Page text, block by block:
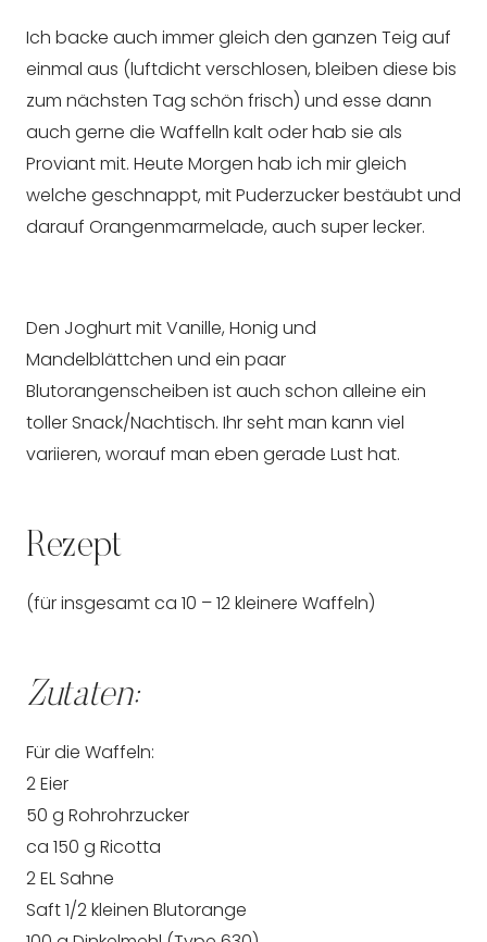
Ich backe auch immer gleich den ganzen Teig auf
einmal aus (luftdicht verschlosen, bleiben diese bis
zum nächsten Tag schön frisch) und esse dann
auch gerne die Waffelln kalt oder hab sie als
Proviant mit. Heute Morgen hab ich mir gleich
welche geschnappt, mit Puderzucker bestäubt und
darauf Orangenmarmelade, auch super lecker.
Den Joghurt mit Vanille, Honig und
Mandelblättchen und ein paar
Blutorangenscheiben ist auch schon alleine ein
toller Snack/Nachtisch. Ihr seht man kann viel
variieren, worauf man eben gerade Lust hat.
Rezept
(für insgesamt ca 10 – 12 kleinere Waffeln)
Zutaten:
Für die Waffeln:
2 Eier
50 g Rohrohrzucker
ca 150 g Ricotta
2 EL Sahne
Saft 1/2 kleinen Blutorange